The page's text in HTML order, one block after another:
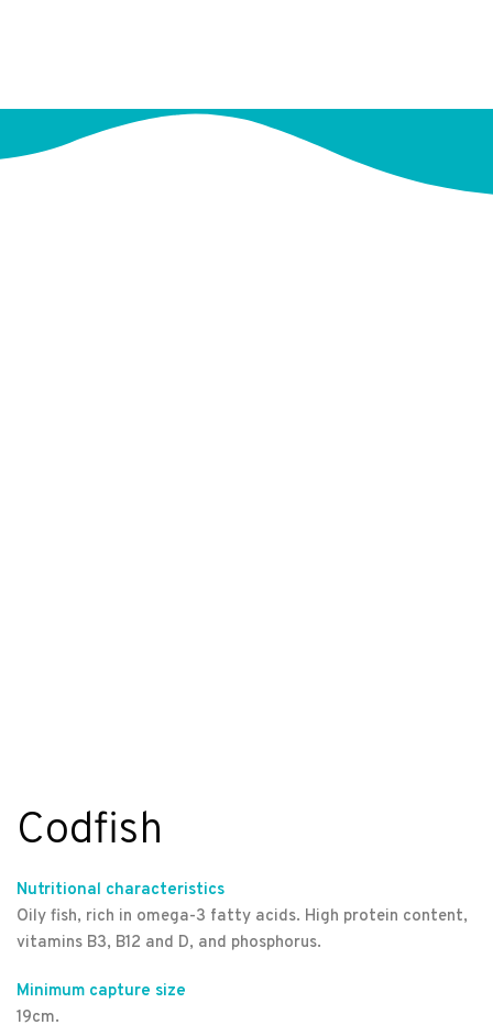
Codfish
Nutritional characteristics
Oily fish, rich in omega-3 fatty acids. High protein content,
vitamins B3, B12 and D, and phosphorus.
Minimum capture size
19cm.